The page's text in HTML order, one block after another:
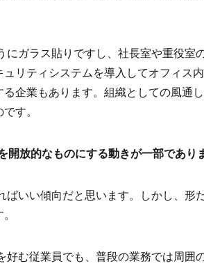
ガラス貼りですし、社長室や重役室
リティシステムを導入してオフィス
企業もあります。組織としての風通
す。
放的なものにする動きが一部であり
いい傾向だと思います。しかし、形
む従業員でも、普段の業務では周囲